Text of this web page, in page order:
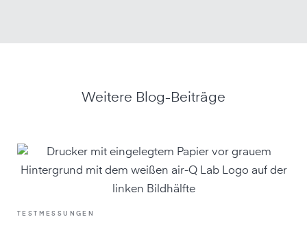
Weitere Blog-Beiträge
TESTMESSUNGEN